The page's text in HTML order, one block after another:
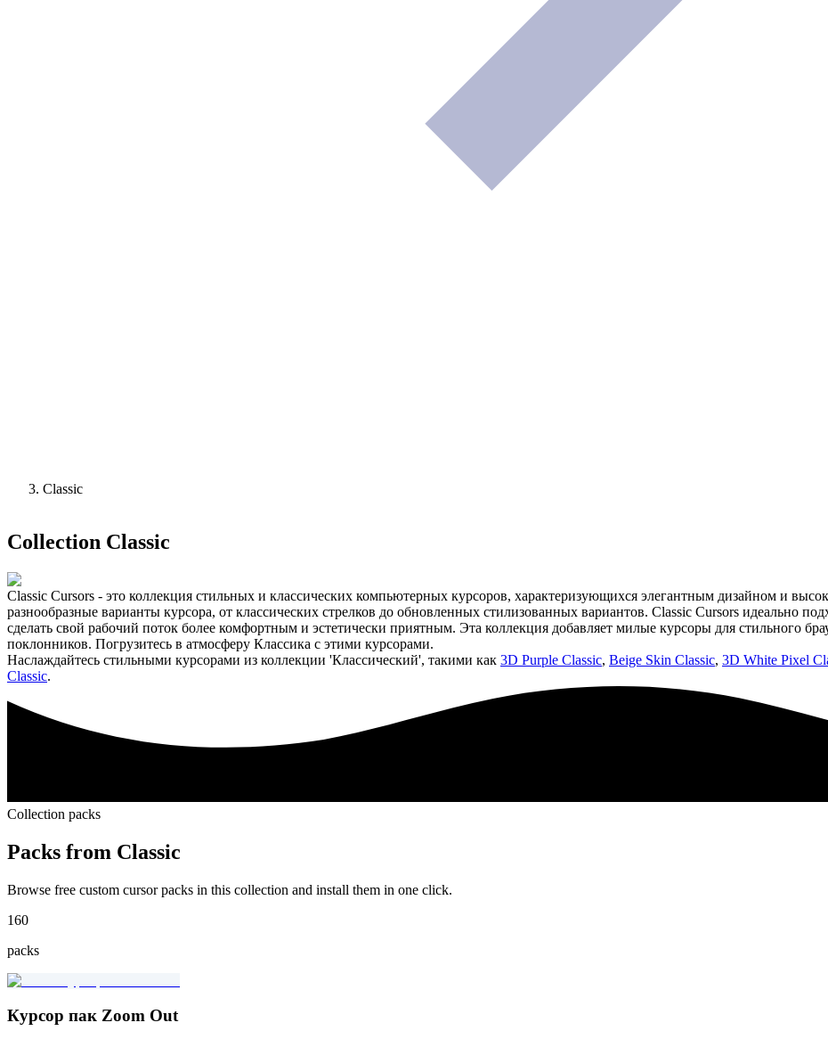
Classic
Collection Classic
Classic Cursors - это коллекция стильных и классических компьютерных курсоров, характеризующихся элегантным дизайном и
разнообразные варианты курсора, от классических стрелков до обновленных стилизованных вариантов. Classic Cursors идеально
сделать свой рабочий поток более комфортным и эстетически приятным. Эта коллекция добавляет милые курсоры для стильного
поклонников. Погрузитесь в атмосферу Классика с этими курсорами.
Наслаждайтесь стильными курсорами из коллекции 'Классический', такими как 3D Purple Classic, Beige Skin Classic, 3D White Pixel
Classic.
Collection packs
Packs from Classic
Browse free custom cursor packs in this collection and install them in one click.
160
packs
Курсор пак Zoom Out